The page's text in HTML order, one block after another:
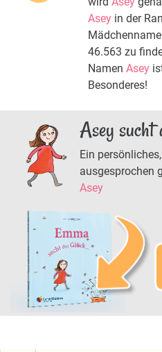
Asey in der
46.563 zu
Namen Asey
Besonderes!
Asey sucht
Ein
ausgesprochen
Asey